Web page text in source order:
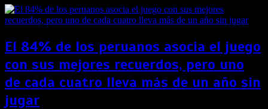
El 84% de los peruanos asocia el juego
con sus mejores recuerdos, pero uno
de cada cuatro lleva más de un año sin
jugar